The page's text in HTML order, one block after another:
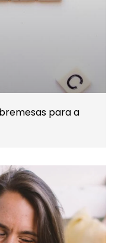
para a